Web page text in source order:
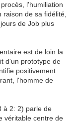
procès , l'humiliation
raison de sa fidélité
de Job plus
est de loin la
d'un prototype de
positivement
l'homme de
à 2: 2) parle de
véritable centre de